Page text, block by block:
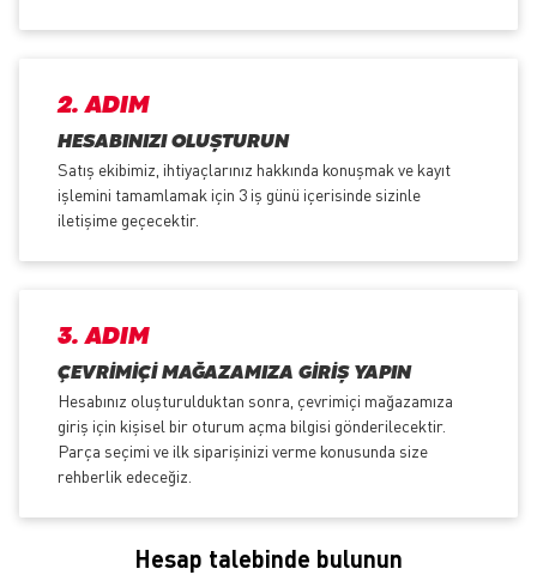
2. ADIM
HESABINIZI OLUŞTURUN
Satış ekibimiz, ihtiyaçlarınız hakkında konuşmak ve kayıt
işlemini tamamlamak için 3 iş günü içerisinde sizinle
iletişime geçecektir.
3. ADIM
ÇEVRIMIÇI MAĞAZAMIZA GIRIŞ YAPIN
Hesabınız oluşturulduktan sonra, çevrimiçi mağazamıza
giriş için kişisel bir oturum açma bilgisi gönderilecektir.
Parça seçimi ve ilk siparişinizi verme konusunda size
rehberlik edeceğiz.
Hesap talebinde bulunun